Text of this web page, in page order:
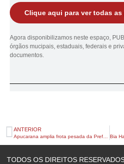
Clique aqui para ver todas
Agora disponibilizamos neste espaço,
órgãos mucipais, estaduais, federais e
documentos.
ANTERIOR
TODOS OS DIREITOS